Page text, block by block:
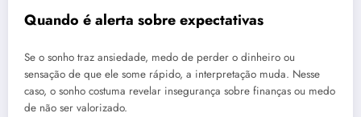
Quando é alerta sobre expectativas
Se o sonho traz ansiedade, medo de perder o dinheiro ou
sensação de que ele some rápido, a interpretação muda. Nesse
caso, o sonho costuma revelar insegurança sobre finanças ou medo
de não ser valorizado.